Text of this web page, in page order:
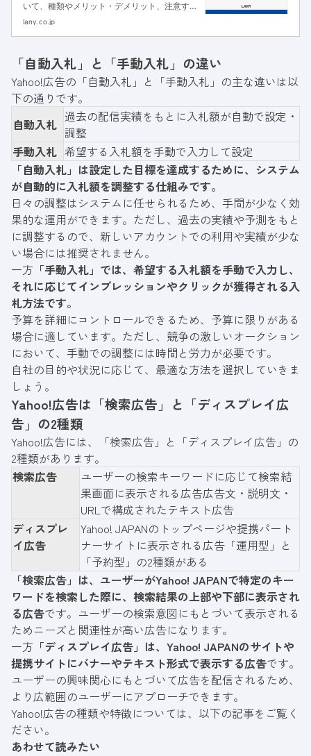
いて、種類やメリット・デメリット、注意すべ
きポイントを詳しく紹介します。自動入札機能
lany.co.jp
「自動入札」と「手動入札」の違い
Yahoo!広告の「自動入札」と「手動入札」の主な違いは以
下の通りです。
自動入札 過去の配信実績をもとに入札額が自動で設定・
調整
手動入札 希望する入札額を手動で入力して設定
「自動入札」は設定した目標を達成するために、システム
が自動的に入札額を調整する仕組みです。
日々の調整はシステムに任せられるため、手間が少なく効
果的な運用ができます。ただし、過去の実績や予測をもと
に調整するので、新しいアカウントでの利用や実績が少な
い場合には推奨されません。
一方 「手動入札」では、希望する入札額を手動で入力し、
それに応じてインプレッションやクリックが獲得される入
札方法です。
予算を詳細にコントロールできるため、予算に限りがある
場合に適しています。ただし、競争の激しいオークション
において、手動での調整には時間と労力が必要です。
自社の目的や状況に応じて、最適な方法を選択していきま
しょう。
Yahoo!広告は「検索広告」と「ディスプレイ広
告」の2種類
Yahoo!広告には、「検索広告」と「ディスプレイ広告」の
2種類があります。
検索広告
ユーザーの検索キーワードに応じて検索結
果画面に表示される広告広告文・説明文・
URLで構成されたテキスト広告
ディスプレ
イ広告
Yahoo! JAPANのトップページや提携パート
ナーサイトに表示される広告「運用型」と
「予約型」の2種類がある
「検索広告」は、ユーザーがYahoo! JAPANで特定のキー
ワードを検索した際に、検索結果の上部や下部に表示され
る広告です。ユーザーの検索意図にもとづいて表示される
ためニーズと関連性が高い広告になります。
一方 「ディスプレイ広告」は、Yahoo! JAPANのサイトや
提携サイトにバナーやテキスト形式で表示する広告です。
ユーザーの興味関心にもとづいて広告を配信されるため、
より広範囲のユーザーにアプローチできます。
Yahoo!広告の種類や特徴については、以下の記事をご覧く
ださい。
あわせて読みたい